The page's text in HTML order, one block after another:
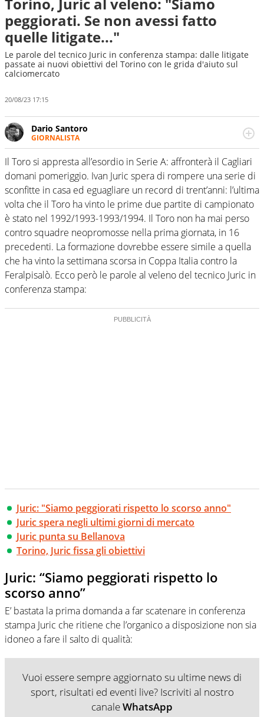
peggiorati. Se non avessi fatto
quelle litigate..."
Le parole del tecnico Juric in conferenza stampa: dalle litigate
passate ai nuovi obiettivi del Torino con le grida d'aiuto sul
calciomercato
20/08/23 17:15
Dario Santoro
GIORNALISTA
Scrive, commenta, racconta lo sport in tutte le
sfaccettature. Tocca l'apice quando ha modo di
concentrarsi sulle interviste ai grandi protagonisti
Il Toro si appresta all’esordio in Serie A: affronterà il Cagliari
domani pomeriggio. Ivan Juric spera di rompere una serie di
sconfitte in casa ed eguagliare un record di trent’anni: l’ultima
volta che il Toro ha vinto le prime due partite di campionato
è stato nel 1992/1993-1993/1994. Il Toro non ha mai perso
contro squadre neopromosse nella prima giornata, in 16
precedenti. La formazione dovrebbe essere simile a quella
che ha vinto la settimana scorsa in Coppa Italia contro la
Feralpisalò. Ecco però le parole al veleno del tecnico Juric in
conferenza stampa:
Juric: "Siamo peggiorati rispetto lo scorso anno"
Juric spera negli ultimi giorni di mercato
Juric punta su Bellanova
Torino, Juric fissa gli obiettivi
Juric: “Siamo peggiorati rispetto lo
scorso anno”
E’ bastata la prima domanda a far scatenare in conferenza
stampa Juric che ritiene che l’organico a disposizione non sia
idoneo a fare il salto di qualità:
Vuoi essere sempre aggiornato su ultime news di
sport, risultati ed eventi live? Iscriviti al nostro
canaleWhatsApp